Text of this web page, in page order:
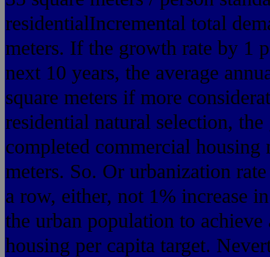
residentialIncremental total
meters. If the growth rate by 1
next 10 years, the average
square meters if more
residential natural selection,
completed commercial
meters. So. Or urbanization
a row, either, not 1% increase
the urban population to achieve
housing per capita target.